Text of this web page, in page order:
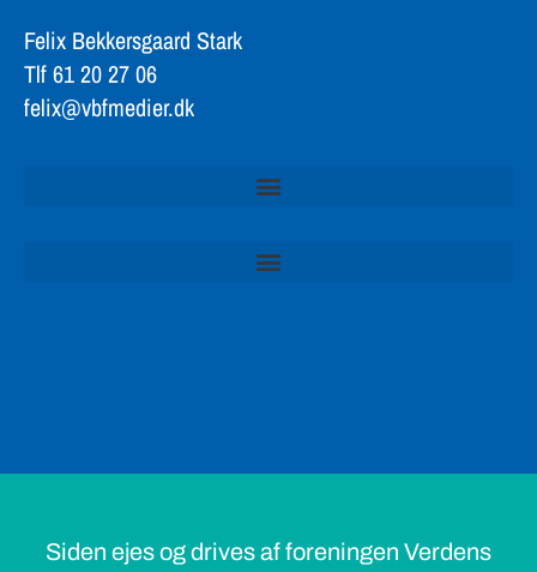
Felix Bekkersgaard Stark
Tlf 61 20 27 06
felix@vbfmedier.dk
Siden ejes og drives af foreningen Verdens